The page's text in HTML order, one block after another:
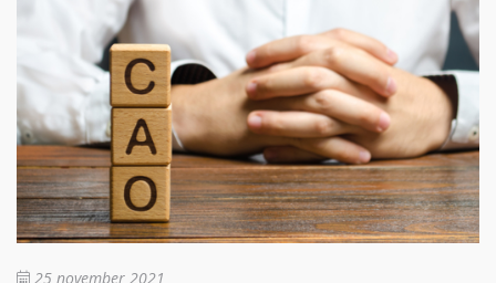
25 november 2021